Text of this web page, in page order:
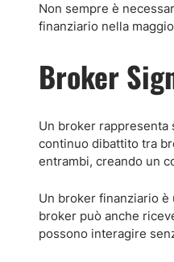
Non sempre è
finanziario nella
Broker
Un broker
continuo dibattito tra
entrambi, creando un
Un broker finanziario
broker può anche
possono interagire